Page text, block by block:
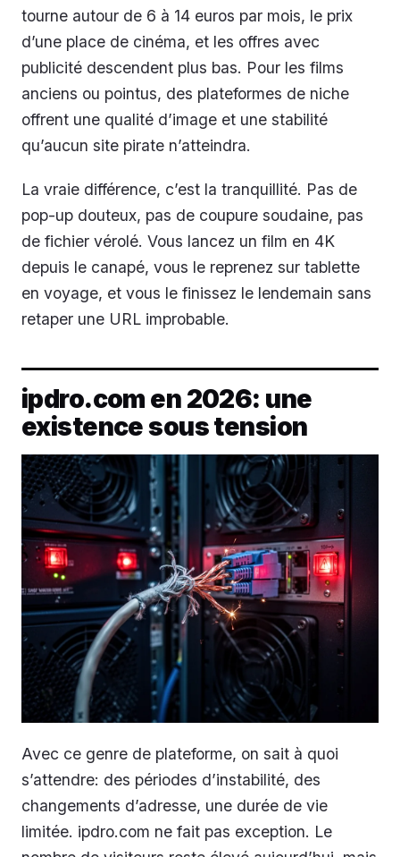
tourne autour de 6 à 14 euros par mois, le prix
d’une place de cinéma, et les offres avec
publicité descendent plus bas. Pour les films
anciens ou pointus, des plateformes de niche
offrent une qualité d’image et une stabilité
qu’aucun site pirate n’atteindra.
La vraie différence, c’est la tranquillité. Pas de
pop-up douteux, pas de coupure soudaine, pas
de fichier vérolé. Vous lancez un film en 4K
depuis le canapé, vous le reprenez sur tablette
en voyage, et vous le finissez le lendemain sans
retaper une URL improbable.
ipdro.com en 2026: une
existence sous tension
Avec ce genre de plateforme, on sait à quoi
s’attendre: des périodes d’instabilité, des
changements d’adresse, une durée de vie
limitée. ipdro.com ne fait pas exception. Le